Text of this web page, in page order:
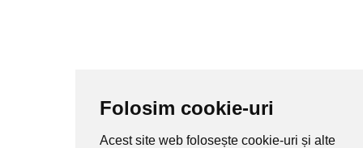
Folosim cookie-uri
Acest site web folosește cookie-uri și alte